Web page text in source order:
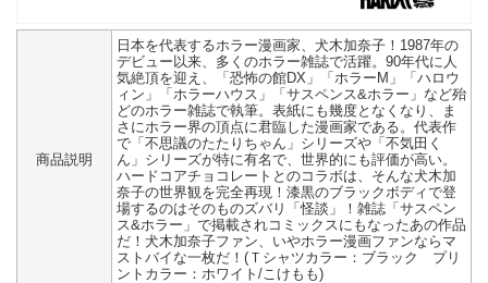
商品説明
日本を代表するホラー漫画家、犬木加奈子！1987年の
デビュー以来、多くのホラー雑誌で活躍。90年代に人
気絶頂を迎え、「恐怖の館DX」「ホラーM」「ハロウ
ィン」「ホラーハウス」「サスペンス&ホラー」など殆
どのホラー雑誌で執筆。表紙にも幾度となくなり、ま
さにホラー界の頂点に君臨した漫画家である。代表作
で「不思議のたたりちゃん」シリーズや「不気田く
ん」シリーズが特に有名で、世界的にも評価が高い。
ハードコアチョコレートとのコラボは、そんな犬木加
奈子の世界観を完全再現！漆黒のブラックボディで登
場するのはそのものズバリ「怪談」！雑誌「サスペン
ス&ホラー」で掲載されコミックスにもなったあの作品
だ！犬木加奈子ファン、いやホラー漫画ファンならマ
ストバイな一枚だ！(Ｔシャツカラー：ブラック プリ
ントカラー：ホワイト/こけもも)